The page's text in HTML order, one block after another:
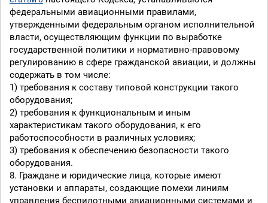
федеральными авиационными правилами,
утвержденными федеральным органом исполнительной
власти, осуществляющим функции по выработке
государственной политики и нормативно-правовому
регулированию в сфере гражданской авиации, и должны
содержать в том числе:
1) требования к составу типовой конструкции такого
оборудования;
2) требования к функциональным и иным
характеристикам такого оборудования, к его
работоспособности в различных условиях;
3) требования к обеспечению безопасности такого
оборудования.
8. Граждане и юридические лица, которые имеют
установки и аппараты, создающие помехи линиям
управления беспилотными авиационными системами и